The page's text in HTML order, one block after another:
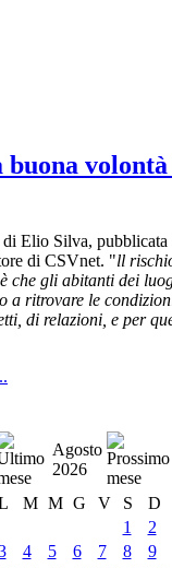
volontà
Elio Silva, pubblicata
di CSVnet. "ll
è che gli abitanti dei
a ritrovare le
di relazioni, e per
Agosto
2026
M M G V S
D
1
2
4 5 6 7 8
9